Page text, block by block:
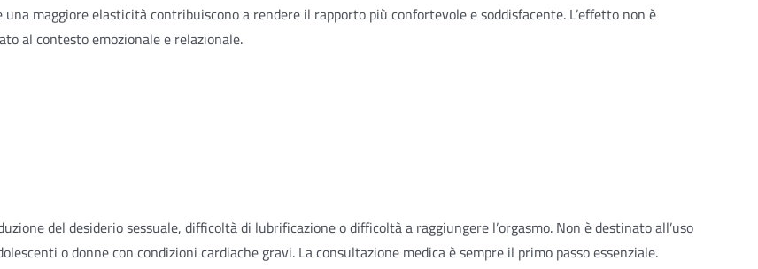
maggiore elasticità contribuiscono a rendere il rapporto più confortevole e soddisfacente. L’effetto non è
al contesto emozionale e relazionale.
del desiderio sessuale, difficoltà di lubrificazione o difficoltà a raggiungere l’orgasmo. Non è destinato all’uso
o donne con condizioni cardiache gravi. La consultazione medica è sempre il primo passo essenziale.